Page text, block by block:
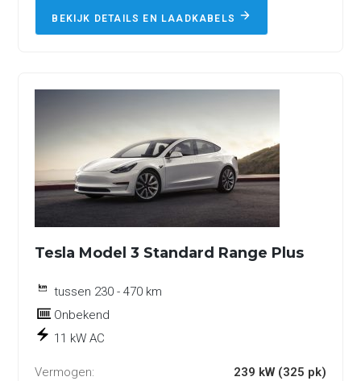
BEKIJK DETAILS EN LAADKABELS
Tesla Model 3 Standard Range Plus
tussen 230 - 470 km
Onbekend
11 kW AC
Vermogen:
239 kW (325 pk)